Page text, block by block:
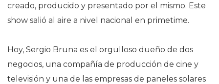
creado, producido y presentado por el mismo. Este
show salió al aire a nivel nacional en prime­time.
Hoy, Sergio Bruna es el orgulloso dueño de dos
negocios, una compañía de producción de cine y
televisión y una de las empresas de paneles solares